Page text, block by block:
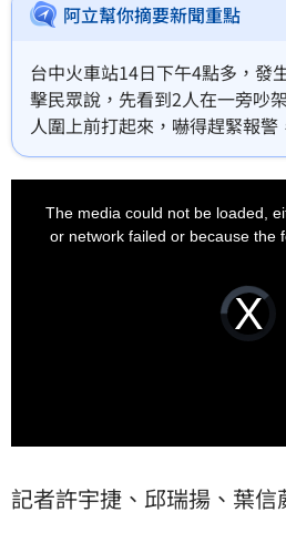
阿立幫你摘要新聞重點
台中火車站14日下午4點多，發
擊民眾說，先看到2人在一旁吵
人圍上前打起來，嚇得趕緊報
人為外籍移工，詳細衝突原因，
Video
Player
loading.
The media could not be loaded,
or network failed or because the
記者許宇捷、邱瑞揚、葉信